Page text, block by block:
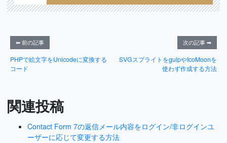
⬅ 前の記事
PHPで絵文字をUnicodeに変換する
コード
次の記事 ➡
SVGスプライトをgulpやIcoMoonを
使わず作成する方法
関連投稿
Contact Form 7の返信メール内容をログイン/非ログインユ
ーザーに応じて変更する方法